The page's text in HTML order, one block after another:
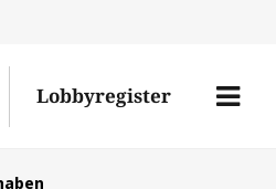
Lobbyregister
Menü